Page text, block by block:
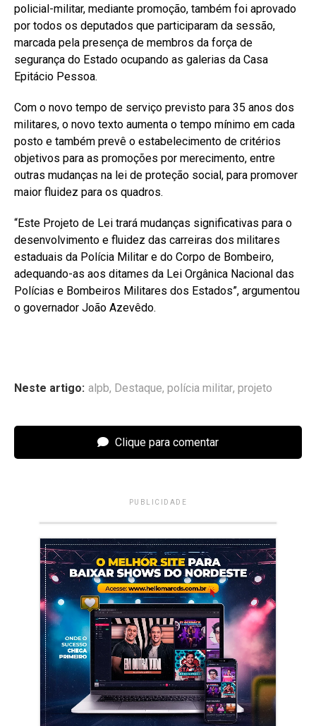
policial-militar, mediante promoção, também foi aprovado
por todos os deputados que participaram da sessão,
marcada pela presença de membros da força de
segurança do Estado ocupando as galerias da Casa
Epitácio Pessoa.
Com o novo tempo de serviço previsto para 35 anos dos
militares, o novo texto aumenta o tempo mínimo em cada
posto e também prevê o estabelecimento de critérios
objetivos para as promoções por merecimento, entre
outras mudanças na lei de proteção social, para promover
maior fluidez para os quadros.
“Este Projeto de Lei trará mudanças significativas para o
desenvolvimento e fluidez das carreiras dos militares
estaduais da Polícia Militar e do Corpo de Bombeiro,
adequando-as aos ditames da Lei Orgânica Nacional das
Polícias e Bombeiros Militares dos Estados”, argumentou
o governador João Azevêdo.
Neste artigo: alpb, Destaque, polícia militar, projeto
Clique para comentar
PUBLICIDADE